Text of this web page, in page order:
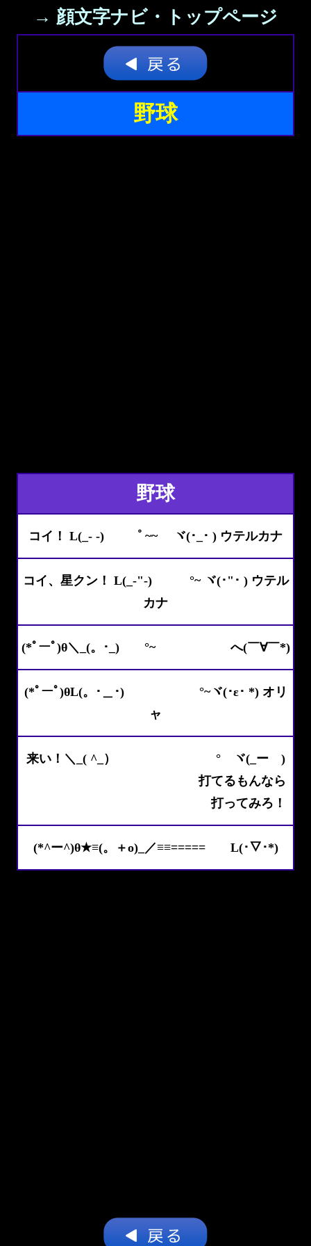
→ 顔文字ナビ・トップページ
野球
野球
コイ！ L(_- -) ゜ ~~ ヾ(･_･ ) ウテルカナ
コイ、星クン！ L(_-"-) °~ ヾ(･"･ ) ウテル
カナ
(*ﾟーﾟ)θ＼_(。･_) °~ へ(￣∀￣*)
(*ﾟーﾟ)θL(。･＿･) °~ヾ(･ε･ *) オリ
ャ
来い！＼_( ^_） ° ヾ(_ー )
打てるもんなら
打ってみろ！
(*^ー^)θ★≡(。＋o)_／≡≡===== L(･▽･*)